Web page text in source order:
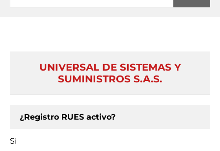
UNIVERSAL DE SISTEMAS Y
SUMINISTROS S.A.S.
¿Registro RUES activo?
Si